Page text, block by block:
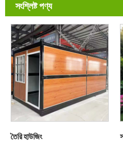
সংশ্লিষ্ট পণ্য
তৈরি হাউজিং